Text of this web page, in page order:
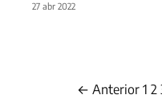
27 abr 2022
← Anterior 1 2